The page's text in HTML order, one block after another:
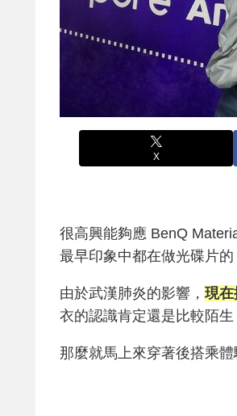
X
很高興能夠應 BenQ
最早印象中都在做光碟片
由於武漢肺炎的影響， 現在
衣的認識肯定還是比較陌生
那麼就馬上來穿著後搭乘體